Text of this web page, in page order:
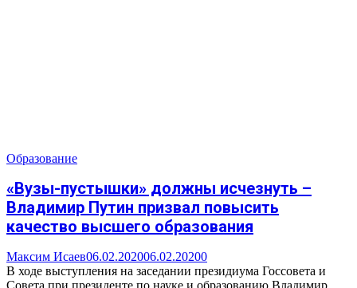
Образование
«Вузы-пустышки» должны исчезнуть –
Владимир Путин призвал повысить
качество высшего образования
Максим Исаев06.02.202006.02.20200
В ходе выступления на заседании президиума Госсовета и
Совета при президенте по науке и образованию Владимир